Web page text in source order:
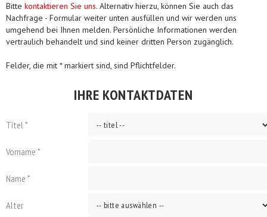
Bitte kontaktieren Sie uns. Alternativ hierzu, können Sie auch das
Nachfrage - Formular weiter unten ausfüllen und wir werden uns
umgehend bei Ihnen melden. Persönliche Informationen werden
vertraulich behandelt und sind keiner dritten Person zugänglich.
Felder, die mit * markiert sind, sind Pflichtfelder.
IHRE KONTAKTDATEN
Titel *
Vorname *
Name *
Alter